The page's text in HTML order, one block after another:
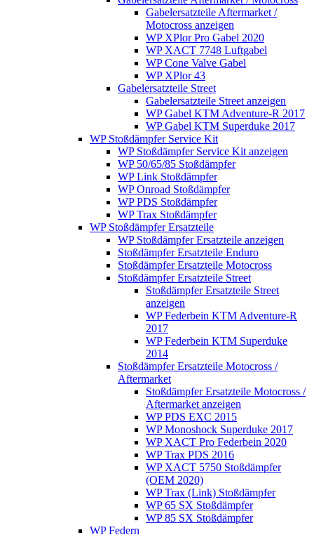
Gabelersatzteile Aftermarket /
Motocross anzeigen
WP XPlor Pro Gabel 2020
WP XACT 7748 Luftgabel
WP Cone Valve Gabel
WP XPlor 43
Gabelersatzteile Street
Gabelersatzteile Street anzeigen
WP Gabel KTM Adventure-R 2017
WP Gabel KTM Superduke 2017
WP Stoßdämpfer Service Kit
WP Stoßdämpfer Service Kit anzeigen
WP 50/65/85 Stoßdämpfer
WP Link Stoßdämpfer
WP Onroad Stoßdämpfer
WP PDS Stoßdämpfer
WP Trax Stoßdämpfer
WP Stoßdämpfer Ersatzteile
WP Stoßdämpfer Ersatzteile anzeigen
Stoßdämpfer Ersatzteile Enduro
Stoßdämpfer Ersatzteile Motocross
Stoßdämpfer Ersatzteile Street
Stoßdämpfer Ersatzteile Street
anzeigen
WP Federbein KTM Adventure-R
2017
WP Federbein KTM Superduke
2014
Stoßdämpfer Ersatzteile Motocross /
Aftermarket
Stoßdämpfer Ersatzteile Motocross /
Aftermarket anzeigen
WP PDS EXC 2015
WP Monoshock Superduke 2017
WP XACT Pro Federbein 2020
WP Trax PDS 2016
WP XACT 5750 Stoßdämpfer
(OEM 2020)
WP Trax (Link) Stoßdämpfer
WP 65 SX Stoßdämpfer
WP 85 SX Stoßdämpfer
WP Federn